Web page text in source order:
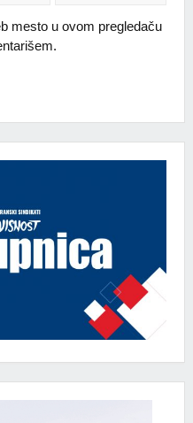
mesto u ovom pregledaču